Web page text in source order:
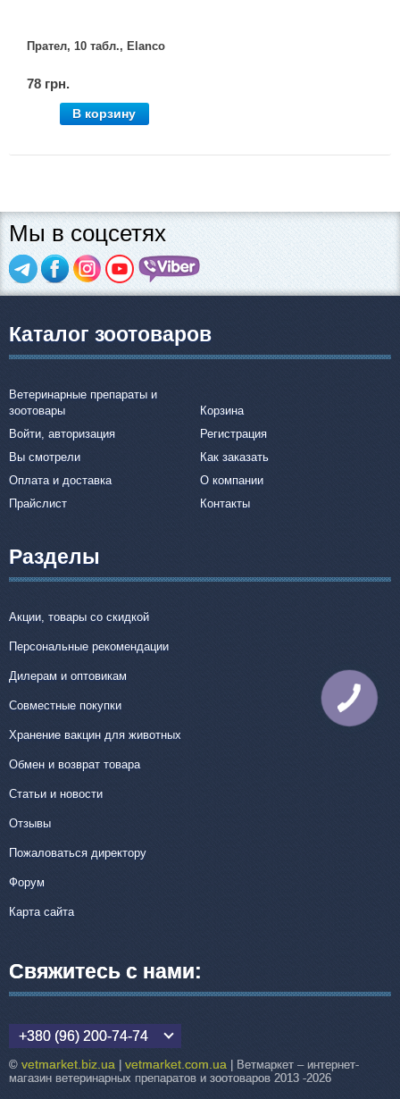
Прател, 10 табл., Elanco
78 грн.
В корзину
Мы в соцсетях
Каталог зоотоваров
Ветеринарные препараты и
зоотовары
Корзина
Войти, авторизация
Регистрация
Вы смотрели
Как заказать
Оплата и доставка
О компании
Прайслист
Контакты
Разделы
Акции, товары со скидкой
Персональные рекомендации
Дилерам и оптовикам
Совместные покупки
Хранение вакцин для животных
Обмен и возврат товара
Статьи и новости
Отзывы
Пожаловаться директору
Форум
Карта сайта
Свяжитесь с нами:
+380 (96) 200-74-74
© vetmarket.biz.ua | vetmarket.com.ua | Ветмаркет – интернет-
магазин ветеринарных препаратов и зоотоваров 2013 -2026
КНОПКА
СВЯЗИ